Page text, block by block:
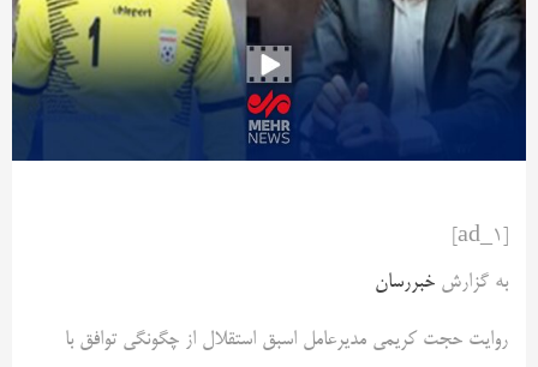
به گزارش خبررسان
روایت حجت کریمی مدیرعامل اسبق استقلال از چگونگی توافق با